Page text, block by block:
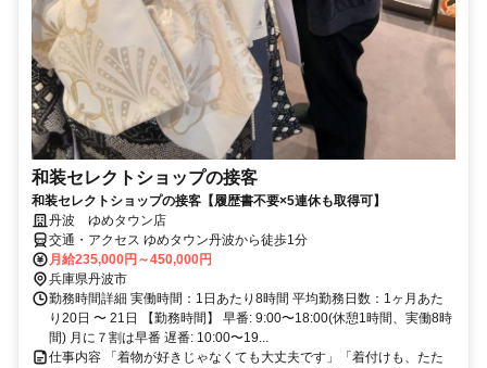
和装セレクトショップの接客
和装セレクトショップの接客【履歴書不要×5連休も取得可】
丹波 ゆめタウン店
交通・アクセス ゆめタウン丹波から徒歩1分
月給235,000円～450,000円
兵庫県丹波市
勤務時間詳細 実働時間：1日あたり8時間 平均勤務日数：1ヶ月あた
り20日 〜 21日 【勤務時間】 早番: 9:00〜18:00(休憩1時間、実働8時
間) 月に７割は早番 遅番: 10:00〜19...
仕事内容 「着物が好きじゃなくても大丈夫です」「着付けも、たた